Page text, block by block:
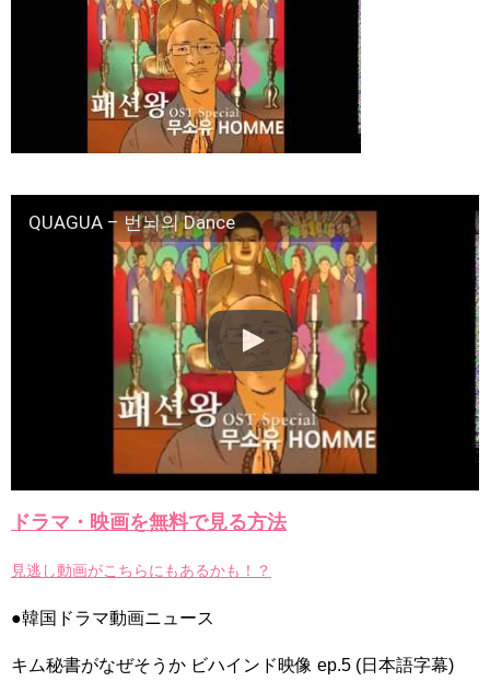
「ライフ・ オン・ マーズ」2019年11月2日TSUTAYAにて先行
レンタル開始！
(ENG SUB) Behind The Scene Hyun Bin 현빈❤️ 손예진 Son Ye
Jin-Crash Landing On You/ヒョンビン❤️ソンイェジン / エンジョイ❕
ユン・ギュンサン、番組にも登場した愛猫が急死…イ・ソンギ
ョンら同僚芸能人から慰めの言葉が続々 – Taka News
キム・レウォンの影絵遊び！？「黒騎士～永遠の約束～」メイ
キングを一部公開（DVD-SET2特典映像より）
復…痩せたのはソン・ジェリムのせい!? 」 (11/26)
【裏芸能】キムユジョンの熱愛彼氏はあの大物俳優
キム・ユジョン、美しいセルフショットで近況を伝える“会いた
いでしょ？” Big News TV
キム・ユジョン、新ドラマ「まず熱く掃除せよ」に出演確
定…“台本を見た瞬間惹かれた” 20180123
幻の王女チャミョンゴ エンディング
YUCHUN ♥ LOVE 15 「成均館 5話」
[Fan MV]七日の王妃(7일의 왕비)OST – 정기고 (Junggigo) – 그
리고 그려도 (Miss You In My Heart)
俳優カン・ギヨン、突然の熱愛宣言…「キム秘書がなぜそう
か」出演で話題 Big News TV
QUAGUA – 번뇌의 Dance
ドラマ・映画を無料で見る方法
見逃し動画がこちらにもあるかも！？
●韓国ドラマ動画ニュース
キム秘書がなぜそうか ビハインド映像 ep.5 (日本語字幕)